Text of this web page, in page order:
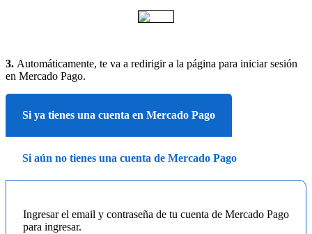
3. Automáticamente, te va a redirigir a la página para iniciar sesión
en Mercado Pago.
Si ya tienes una cuenta en Mercado Pago
Si aún no tienes una cuenta de Mercado Pago
Ingresar el email y contraseña de tu cuenta de Mercado Pago
para ingresar.